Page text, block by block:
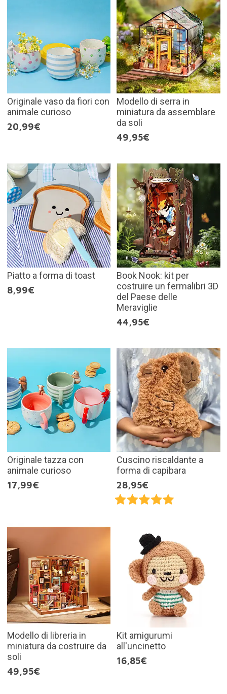
Originale vaso da fiori con
animale curioso
20,99€
Modello di serra in
miniatura da assemblare
da soli
49,95€
Piatto a forma di toast
8,99€
Book Nook: kit per
costruire un fermalibri 3D
del Paese delle
Meraviglie
44,95€
Originale tazza con
animale curioso
17,99€
Cuscino riscaldante a
forma di capibara
28,95€
Modello di libreria in
miniatura da costruire da
soli
49,95€
Kit amigurumi
all'uncinetto
16,85€